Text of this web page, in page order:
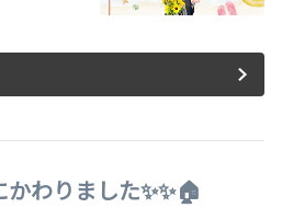
わりました✨✨🏠